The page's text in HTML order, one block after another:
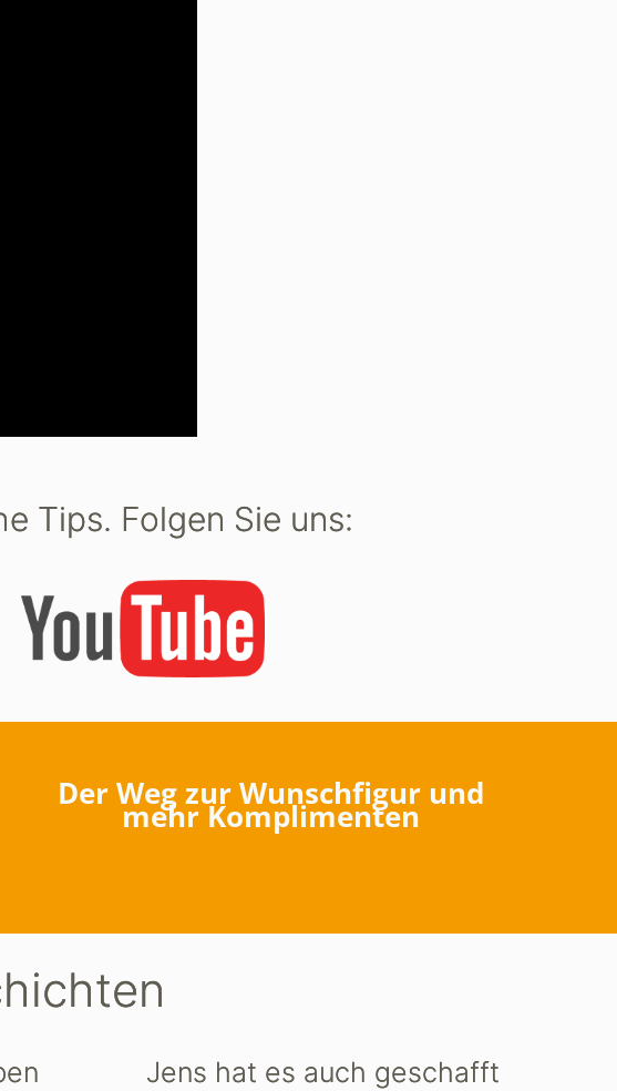
Tips. Folgen Sie uns:
Der Weg zur Wunschfigur und
mehr Komplimenten
Jens hat es auch geschafft